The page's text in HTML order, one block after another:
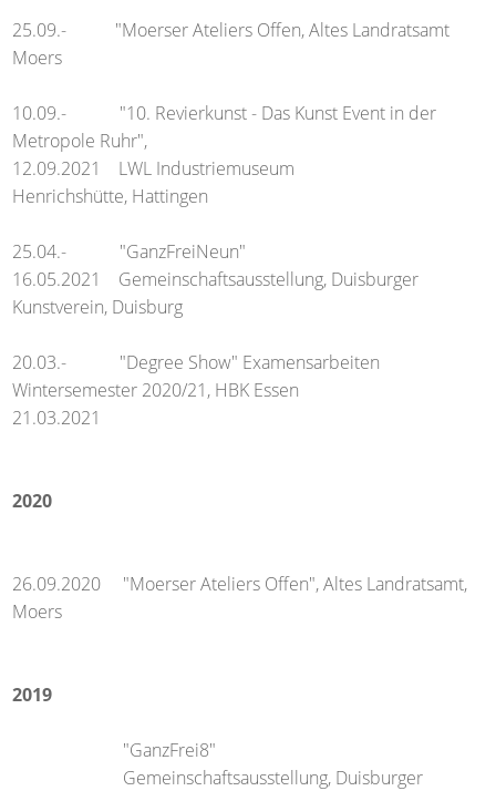
25.09.- "Moerser Ateliers Offen, Altes Landratsamt
Moers
10.09.- "10. Revierkunst - Das Kunst Event in der
Metropole Ruhr",
12.09.2021 LWL Industriemuseum
Henrichshütte, Hattingen
25.04.- "GanzFreiNeun"
16.05.2021 Gemeinschaftsausstellung, Duisburger
Kunstverein, Duisburg
20.03.- "Degree Show" Examensarbeiten
Wintersemester 2020/21, HBK Essen
21.03.2021
2020
26.09.2020 "Moerser Ateliers Offen", Altes Landratsamt,
Moers
2019
"GanzFrei8"
Gemeinschaftsausstellung, Duisburger